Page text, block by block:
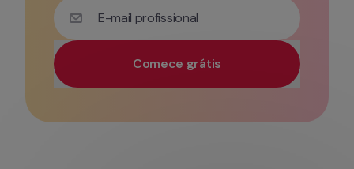
E-mail profissional
Comece grátis
Utilize o seu e-mail profissional para obter